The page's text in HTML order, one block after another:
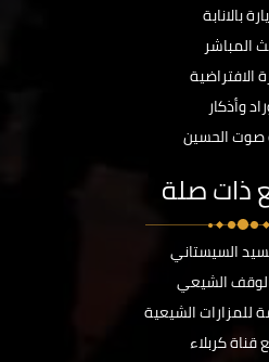
بالانابة
المباشر
الافتراضية
وأذكار
صوت الحسين
ذات صلة
السيستاني
الشيعي
للمزارات الشيعية
كربلاء